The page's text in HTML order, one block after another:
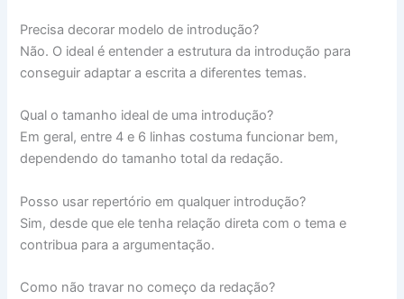
Precisa decorar modelo de introdução?
Não. O ideal é entender a estrutura da introdução para
conseguir adaptar a escrita a diferentes temas.
Qual o tamanho ideal de uma introdução?
Em geral, entre 4 e 6 linhas costuma funcionar bem,
dependendo do tamanho total da redação.
Posso usar repertório em qualquer introdução?
Sim, desde que ele tenha relação direta com o tema e
contribua para a argumentação.
Como não travar no começo da redação?